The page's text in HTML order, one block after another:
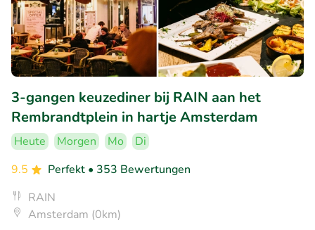
3-gangen keuzediner bij RAIN aan het
Rembrandtplein in hartje Amsterdam
Heute Morgen Mo
Di
9.5
Perfekt • 353 Bewertungen
RAIN
Amsterdam (0km)